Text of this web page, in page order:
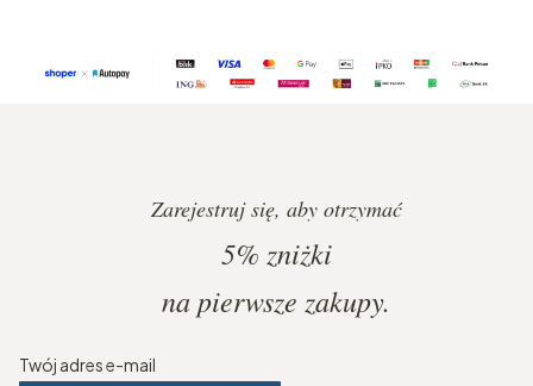
Zarejestruj się, aby otrzymać
5% zniżki
na pierwsze zakupy.
Twój adres e-mail